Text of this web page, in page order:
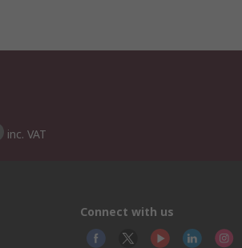
inc. VAT
Connect with us